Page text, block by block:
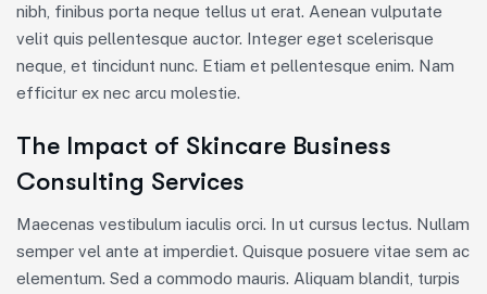
nibh, finibus porta neque tellus ut erat. Aenean vulputate
velit quis pellentesque auctor. Integer eget scelerisque
neque, et tincidunt nunc. Etiam et pellentesque enim. Nam
efficitur ex nec arcu molestie.
The Impact of Skincare Business
Consulting Services
Maecenas vestibulum iaculis orci. In ut cursus lectus. Nullam
semper vel ante at imperdiet. Quisque posuere vitae sem ac
elementum. Sed a commodo mauris. Aliquam blandit, turpis